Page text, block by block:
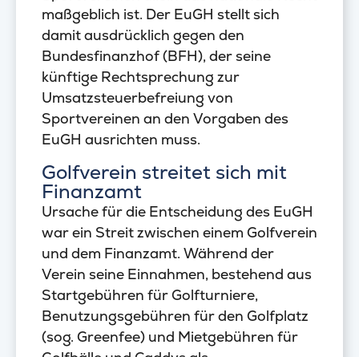
maßgeblich ist. Der EuGH stellt sich
damit ausdrücklich gegen den
Bundesfinanzhof (BFH), der seine
künftige Rechtsprechung zur
Umsatzsteuerbefreiung von
Sportvereinen an den Vorgaben des
EuGH ausrichten muss.
Golfverein streitet sich mit
Finanzamt
Ursache für die Entscheidung des EuGH
war ein Streit zwischen einem Golfverein
und dem Finanzamt. Während der
Verein seine Einnahmen, bestehend aus
Startgebühren für Golfturniere,
Benutzungsgebühren für den Golfplatz
(sog. Greenfee) und Mietgebühren für